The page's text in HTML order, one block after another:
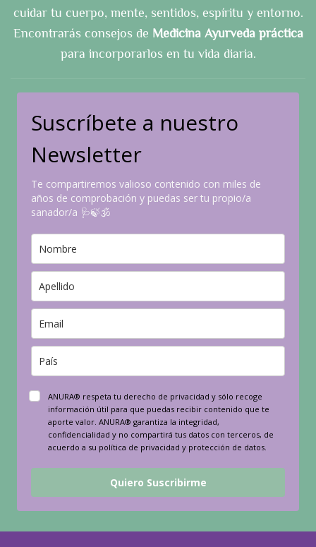
cuidar tu cuerpo, mente, sentidos, espíritu y entorno.
Encontrarás consejos de Medicina Ayurveda práctica
para incorporarlos en tu vida diaria.
Suscríbete a nuestro
Newsletter
Te compartiremos valioso contenido con miles de
años de comprobación y puedas ser tu propio/a
sanador/a 🩺🍃🕉
ANURA® respeta tu derecho de privacidad y sólo recoge
información útil para que puedas recibir contenido que te
aporte valor. ANURA® garantiza la integridad,
confidencialidad y no compartirá tus datos con terceros, de
acuerdo a su política de privacidad y protección de datos.
Quiero Suscribirme